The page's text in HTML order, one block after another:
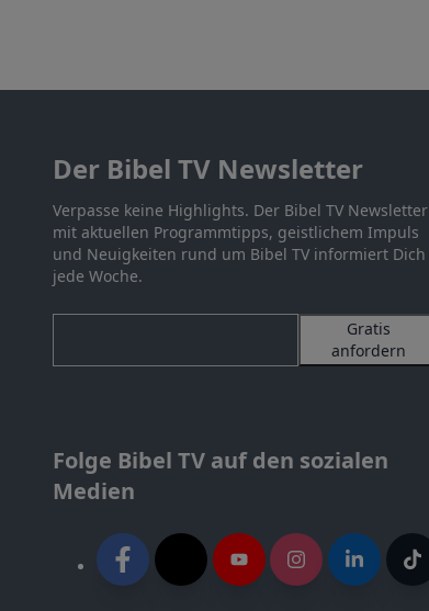
Der Bibel TV Newsletter
Verpasse keine Highlights. Der Bibel TV Newsletter
mit aktuellen Programmtipps, geistlichem Impuls
und Neuigkeiten rund um Bibel TV informiert Dich
jede Woche.
Gratis
anfordern
Folge Bibel TV auf den sozialen
Medien